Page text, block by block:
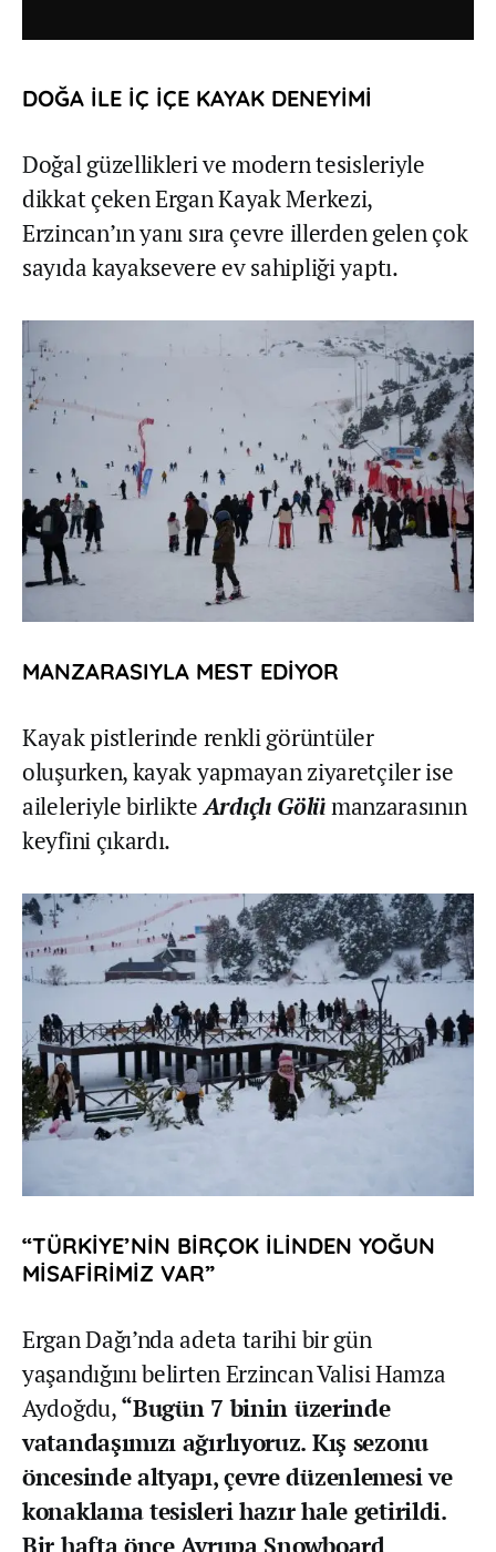
DOĞA İLE İÇ İÇE KAYAK DENEYİMİ
Doğal güzellikleri ve modern tesisleriyle
dikkat çeken Ergan Kayak Merkezi,
Erzincan’ın yanı sıra çevre illerden gelen çok
sayıda kayaksevere ev sahipliği yaptı.
MANZARASIYLA MEST EDİYOR
Kayak pistlerinde renkli görüntüler
oluşurken, kayak yapmayan ziyaretçiler ise
aileleriyle birlikteArdıçlı Gölümanzarasının
keyfini çıkardı.
“TÜRKİYE’NİN BİRÇOK İLİNDEN YOĞUN
MİSAFİRİMİZ VAR”
Ergan Dağı’nda adeta tarihi bir gün
yaşandığını belirten Erzincan Valisi Hamza
Aydoğdu,“Bugün 7 binin üzerinde
vatandaşımızı ağırlıyoruz. Kış sezonu
öncesinde altyapı, çevre düzenlemesi ve
konaklama tesisleri hazır hale getirildi.
Bir hafta önce Avrupa Snowboard